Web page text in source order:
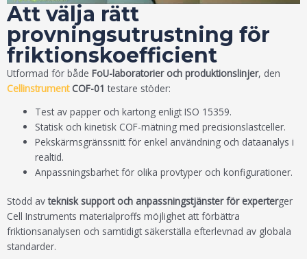
Att välja rätt
provningsutrustning för
friktionskoefficient
Utformad för både FoU-laboratorier och produktionslinjer, den
CellinstrumentCOF-01 testare stöder:
Test av papper och kartong enligt ISO 15359.
Statisk och kinetisk COF-mätning med precisionslastceller.
Pekskärmsgränssnitt för enkel användning och dataanalys i
realtid.
Anpassningsbarhet för olika provtyper och konfigurationer.
Stödd avteknisk support och anpassningstjänster för experterger
Cell Instruments materialproffs möjlighet att förbättra
friktionsanalysen och samtidigt säkerställa efterlevnad av globala
standarder.